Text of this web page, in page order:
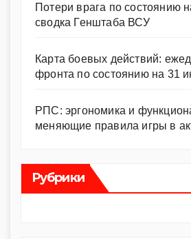
Потери врага по состоянию
сводка Генштаба ВСУ
Карта боевых действий:
фронта по состоянию на 31
РПС: эргономика и
меняющие правила игры в
Рубрики